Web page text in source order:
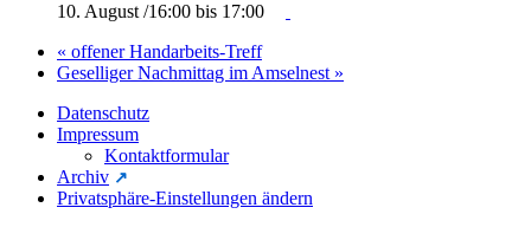
10. August /16:00 bis 17:00
« offener Handarbeits-Treff
Geselliger Nachmittag im Amselnest »
Datenschutz
Impressum
Kontaktformular
Archiv
Privatsphäre-Einstellungen ändern